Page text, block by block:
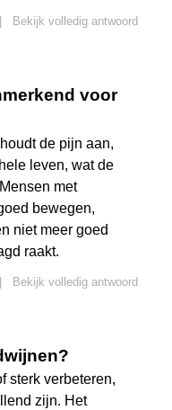
Bekijk volledig antwoord
voor
de pijn aan,
leven, wat de
met
bewegen,
niet meer goed
raakt.
Bekijk volledig antwoord
sterk verbeteren,
zijn. Het